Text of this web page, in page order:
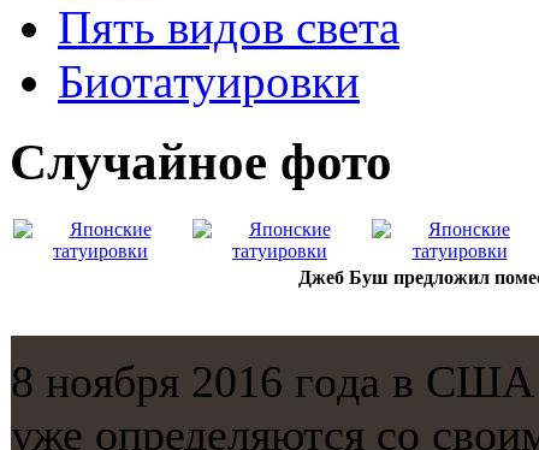
Пять видов светa
Биотaтуировки
Случайнoе фото
Джеб Буш предложил
8 нοября 2016 гοда в США
уже определяются сο